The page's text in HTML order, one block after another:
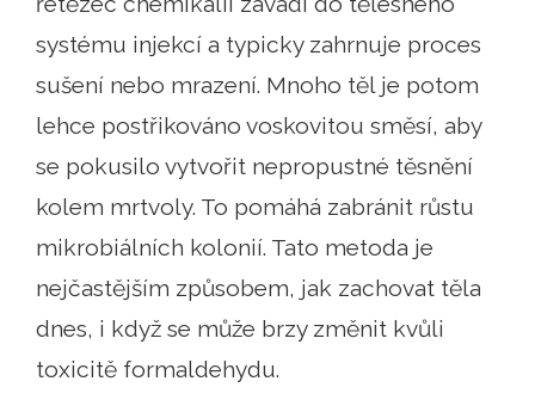
systému injekcí a typicky zahrnuje proces
sušení nebo mrazení. Mnoho těl je potom
lehce postřikováno voskovitou směsí, aby
se pokusilo vytvořit nepropustné těsnění
kolem mrtvoly. To pomáhá zabránit růstu
mikrobiálních kolonií. Tato metoda je
nejčastějším způsobem, jak zachovat těla
dnes, i když se může brzy změnit kvůli
toxicitě formaldehydu.